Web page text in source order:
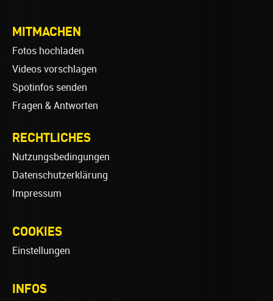
MITMACHEN
Fotos hochladen
Videos vorschlagen
Spotinfos senden
Fragen & Antworten
RECHTLICHES
Nutzungsbedingungen
Datenschutzerklärung
Impressum
COOKIES
Einstellungen
INFOS